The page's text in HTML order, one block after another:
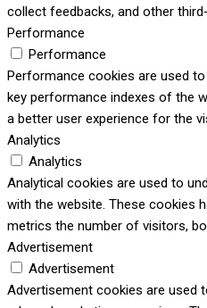
collect feedbacks, and other
Performance
Performance
Performance cookies are used
key performance indexes of the
a better user experience for the
Analytics
Analytics
Analytical cookies are used to
with the website. These cookies
metrics the number of visitors,
Advertisement
Advertisement
Advertisement cookies are used